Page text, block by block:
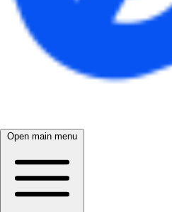
Open main menu